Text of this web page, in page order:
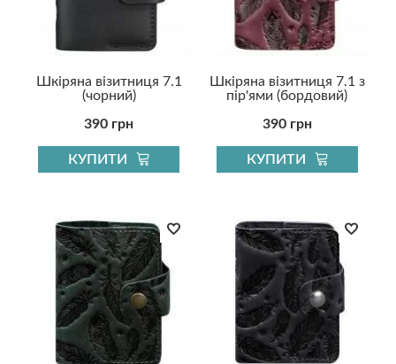
Шкіряна візитниця 7.1
(чорний)
390 грн
КУПИТИ
Шкіряна візитниця 7.1 з
пір'ями (бордовий)
390 грн
КУПИТИ